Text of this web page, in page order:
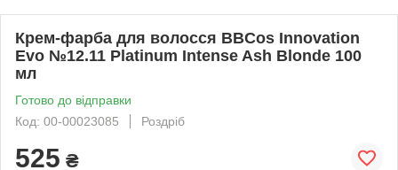
Крем-фарба для волосся BBCos Innovation
Evo №12.11 Platinum Intense Ash Blonde 100
мл
Готово до відправки
Код: 00-00023085
Роздріб
525 ₴